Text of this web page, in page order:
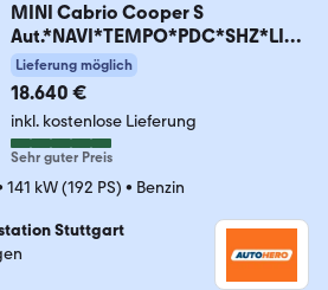
MINI Cabrio Cooper S
Aut.*NAVI*TEMPO*PDC*SHZ*LIM
*ALU*
Lieferung möglich
18.640 €
inkl. kostenlose Lieferung
Sehr guter Preis
141 kW (192 PS) • Benzin
Stuttgart